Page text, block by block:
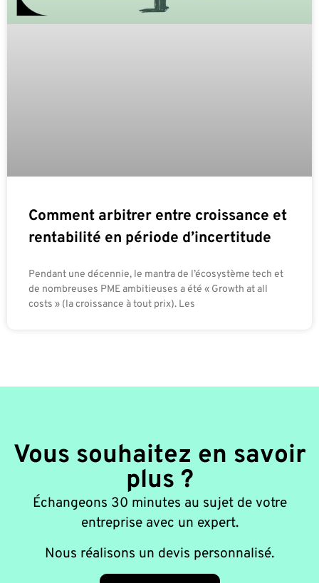
Comment arbitrer entre croissance et
rentabilité en période d’incertitude
Pendant une décennie, le mantra de l’écosystème tech et
de nombreuses PME ambitieuses a été « Growth at all
costs » (la croissance à tout prix). Les
Vous souhaitez en savoir
plus ?
Échangeons 30 minutes au sujet de votre
entreprise avec un expert.
Nous réalisons un devis personnalisé.